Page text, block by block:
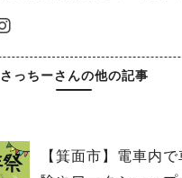
さっちーさんの他の記事
【箕面市】電車内